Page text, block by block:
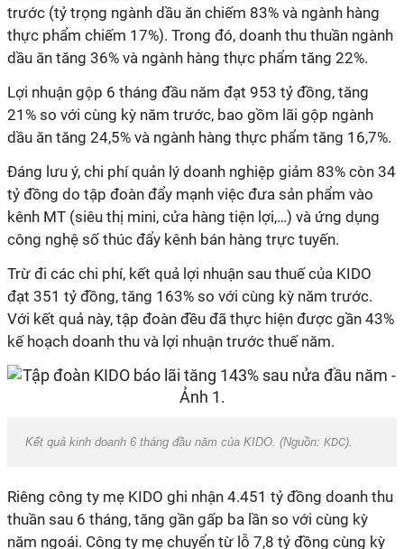
trước (tỷ trọng ngành dầu ăn chiếm 83% và ngành hàng
thực phẩm chiếm 17%). Trong đó, doanh thu thuần ngành
dầu ăn tăng 36% và ngành hàng thực phẩm tăng 22%.
Lợi nhuận gộp 6 tháng đầu năm đạt 953 tỷ đồng, tăng
21% so với cùng kỳ năm trước, bao gồm lãi gộp ngành
dầu ăn tăng 24,5% và ngành hàng thực phẩm tăng 16,7%.
Đáng lưu ý, chi phí quản lý doanh nghiệp giảm 83% còn 34
tỷ đồng do tập đoàn đẩy mạnh việc đưa sản phẩm vào
kênh MT (siêu thị mini, cửa hàng tiện lợi,…) và ứng dụng
công nghệ số thúc đẩy kênh bán hàng trực tuyến.
Trừ đi các chi phí, kết quả lợi nhuận sau thuế của KIDO
đạt 351 tỷ đồng, tăng 163% so với cùng kỳ năm trước.
Với kết quả này, tập đoàn đều đã thực hiện được gần 43%
kế hoạch doanh thu và lợi nhuận trước thuế năm.
Kết quả kinh doanh 6 tháng đầu năm của KIDO. (Nguồn: KDC).
Riêng công ty mẹ KIDO ghi nhận 4.451 tỷ đồng doanh thu
thuần sau 6 tháng, tăng gần gấp ba lần so với cùng kỳ
năm ngoái. Công ty mẹ chuyển từ lỗ 7,8 tỷ đồng cùng kỳ